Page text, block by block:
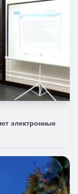
электронные